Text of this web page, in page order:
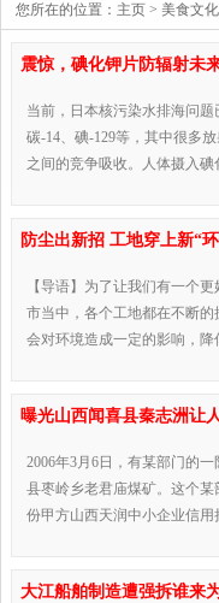
您所在的位置： 主页 > 美食文化
震惊，碘化钾片防辐射未
当前，日本核污染水排海问
碳-14、碘-129等，其中很多
之间的竞争吸收。人体摄入
防尘出新招 工地穿上新“
【导语】为了让我们有一个
市当中，各个工地都在不断
会对环境造成一定的影响，
曝光山西闻喜县秦志洲让
2006年3月6日，有某部门的
县枣岭乡老君庙煤矿。这个
份甲方山西天润中小企业信
大江船舶制造遭强拆谁来